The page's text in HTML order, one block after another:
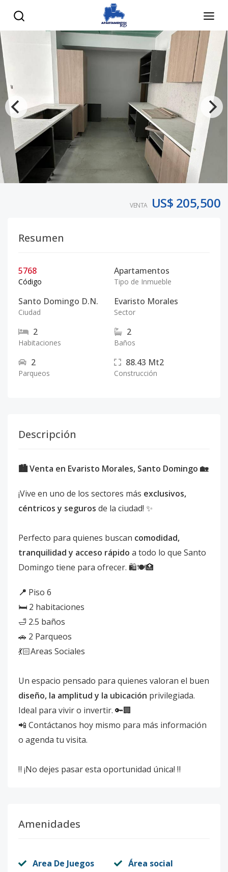
VENTA US$ 205,500
Resumen
5768
Código
Apartamentos
Tipo de Inmueble
Santo Domingo D.N.
Ciudad
Evaristo Morales
Sector
2
Habitaciones
2
Baños
2
Parqueos
88.43 Mt2
Construcción
Descripción
🏙️ Venta en Evaristo Morales, Santo Domingo 🏡
¡Vive en uno de los sectores más exclusivos,
céntricos y seguros de la ciudad! ✨
Perfecto para quienes buscan comodidad,
tranquilidad y acceso rápido a todo lo que Santo
Domingo tiene para ofrecer. 🛍️🍽️🏥
📍 Piso 6
🛏️ 2 habitaciones
🛁 2.5 baños
🚗 2 Parqueos
💃🏻Areas Sociales
Un espacio pensado para quienes valoran el buen
diseño, la amplitud y la ubicación privilegiada.
Ideal para vivir o invertir. 🔑🏢
📲 Contáctanos hoy mismo para más información
o agenda tu visita.
‼️ ¡No dejes pasar esta oportunidad única! ‼️
Amenidades
Area De Juegos
Área social